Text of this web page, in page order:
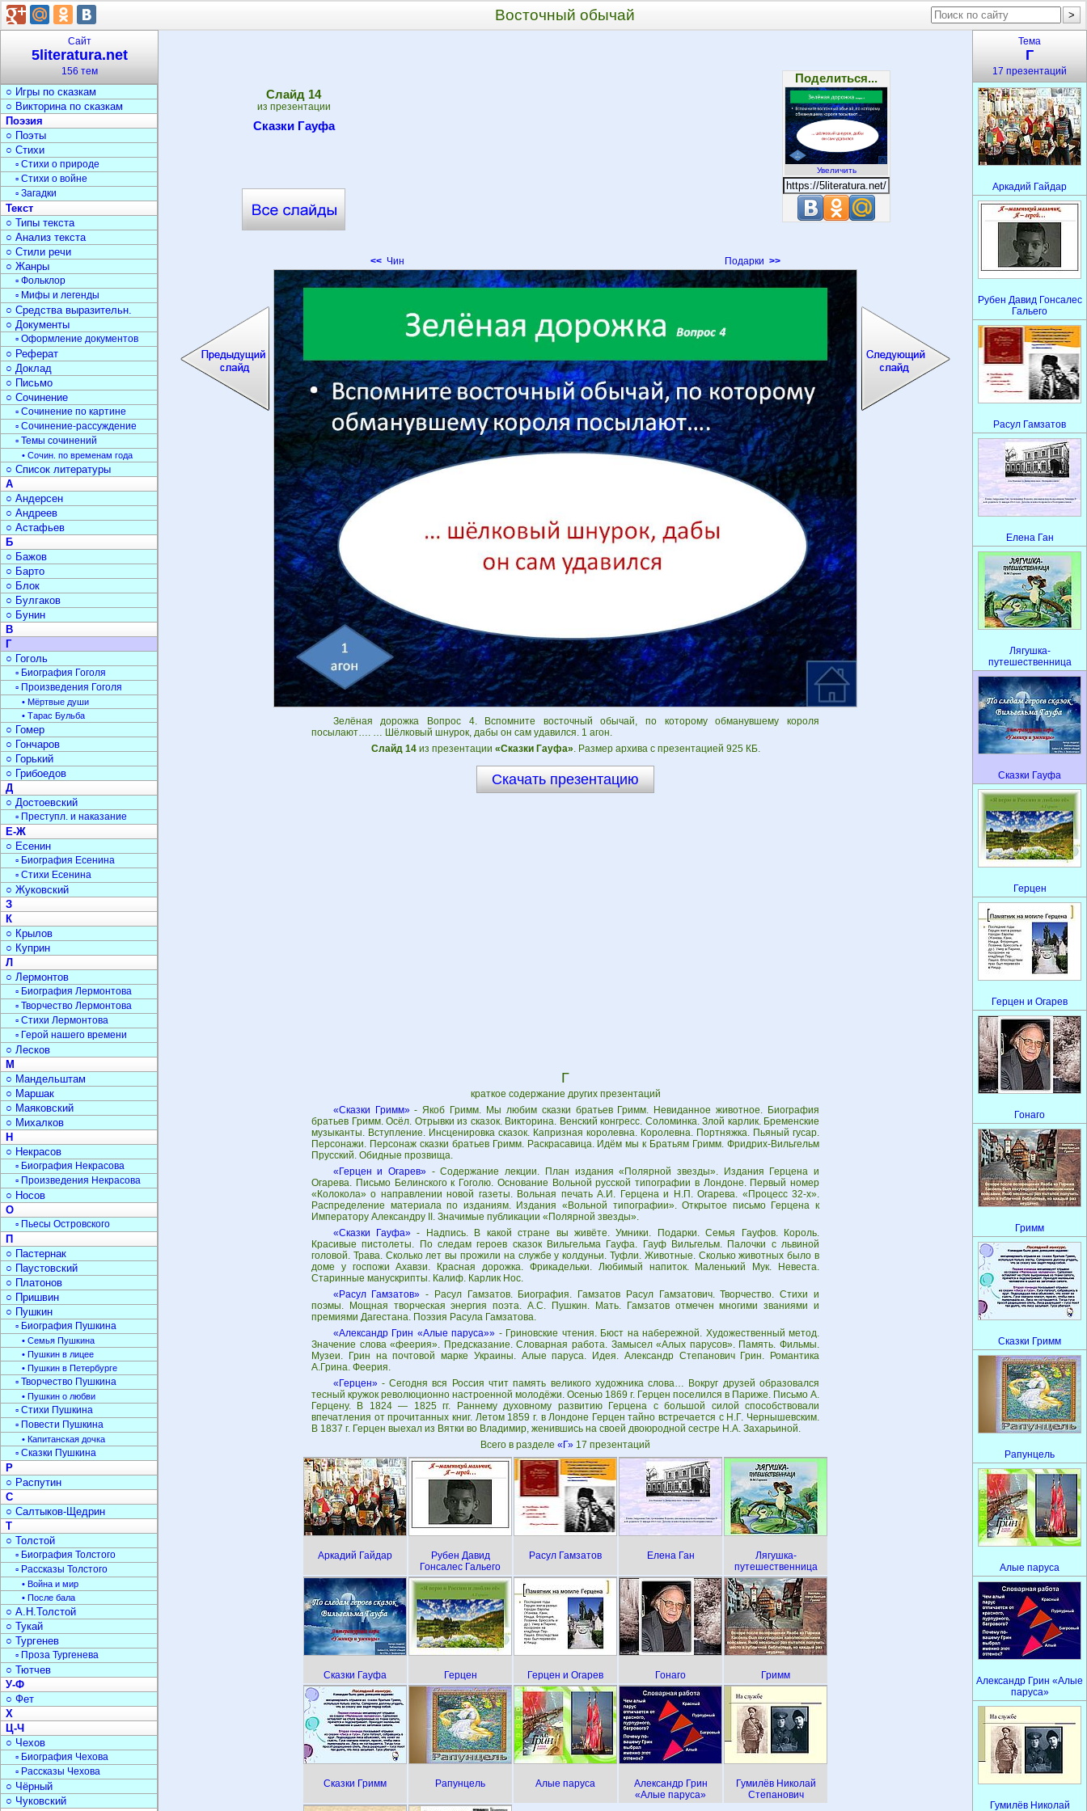
Восточный обычай
Cлайд 14
из презентации
Сказки Гауфа
Поделиться...
Увеличить
<< Чин Подарки >>
Зелёная дорожка Вопрос 4. Вспомните восточный обычай, по которому обманувшему короля
посылают…. … Шёлковый шнурок, дабы он сам удавился. 1 агон.
Слайд 14из презентации «Сказки Гауфа». Размер архива с презентацией 925 КБ.
Скачать презентацию
Г
краткое содержание других презентаций
«Сказки Гримм»- Якоб Гримм. Мы любим сказки братьев Гримм. Невиданное животное. Биография
братьев Гримм. Осёл. Отрывки из сказок. Викторина. Венский конгресс. Соломинка. Злой карлик. Бременские
музыканты. Вступление. Инсценировка сказок. Капризная королевна. Королевна. Портняжка. Пьяный гусар.
Персонажи. Персонаж сказки братьев Гримм. Раскрасавица. Идём мы к Братьям Гримм. Фридрих-Вильгельм
Прусский. Обидные прозвища.
«Герцен и Огарев» - Содержание лекции. План издания «Полярной звезды». Издания Герцена и
Огарева. Письмо Белинского к Гоголю. Основание Вольной русской типографии в Лондоне. Первый номер
«Колокола» о направлении новой газеты. Вольная печать А.И. Герцена и Н.П. Огарева. «Процесс 32-х».
Распределение материала по изданиям. Издания «Вольной типографии». Открытое письмо Герцена к
Императору Александру II. Значимые публикации «Полярной звезды».
«Сказки Гауфа» - Надпись. В какой стране вы живёте. Умники. Подарки. Семья Гауфов. Король.
Красивые пистолеты. По следам героев сказок Вильгельма Гауфа. Гауф Вильгельм. Палочки с львиной
головой. Трава. Сколько лет вы прожили на службе у колдуньи. Туфли. Животные. Сколько животных было в
доме у госпожи Ахавзи. Красная дорожка. Фрикадельки. Любимый напиток. Маленький Мук. Невеста.
Старинные манускрипты. Калиф. Карлик Нос.
«Расул Гамзатов» - Расул Гамзатов. Биография. Гамзатов Расул Гамзатович. Творчество. Стихи и
поэмы. Мощная творческая энергия поэта. А.С. Пушкин. Мать. Гамзатов отмечен многими званиями и
премиями Дагестана. Поэзия Расула Гамзатова.
«Александр Грин «Алые паруса»» - Гриновские чтения. Бюст на набережной. Художественный метод.
Значение слова «феерия». Предсказание. Словарная работа. Замысел «Алых парусов». Память. Фильмы.
Музеи. Грин на почтовой марке Украины. Алые паруса. Идея. Александр Степанович Грин. Романтика
А.Грина. Феерия.
«Герцен»- Сегодня вся Россия чтит память великого художника слова… Вокруг друзей образовался
тесный кружок революционно настроенной молодёжи. Осенью 1869 г. Герцен поселился в Париже. Письмо А.
Герцену. В 1824 — 1825 гг. Раннему духовному развитию Герцена с большой силой способствовали
впечатления от прочитанных книг. Летом 1859 г. в Лондоне Герцен тайно встречается с Н.Г. Чернышевским.
В 1837 г. Герцен выехал из Вятки во Владимир, женившись на своей двоюродной сестре Н.А. Захарьиной.
Всего в разделе «Г» 17 презентаций
Аркадий Гайдар
Рубен Давид
Гонсалес Гальего
Расул Гамзатов Елена Ган
Лягушка-
путешественница
Сказки Гауфа Герцен Герцен и Огарев Гонаго Гримм
Сказки Гримм Рапунцель Алые паруса
Александр Грин
«Алые паруса»
Гумилёв Николай
Степанович
Сайт
5literatura.net
156 тем
○ Библиотеки
○ Журналистика
Сказки
○ Герои сказок
○ Сказки народов
▫ Русские народн.сказки
○ Игры по сказкам
○ Викторина по сказкам
Поэзия
○ Поэты
○ Стихи
▫ Стихи о природе
▫ Стихи о войне
▫ Загадки
Текст
○ Типы текста
○ Анализ текста
○ Стили речи
○ Жанры
▫ Фольклор
▫ Мифы и легенды
○ Средства выразительн.
○ Документы
▫ Оформление документов
○ Реферат
○ Доклад
○ Письмо
○ Сочинение
▫ Сочинение по картине
▫ Сочинение-рассуждение
▫ Темы сочинений
• Сочин. по временам года
○ Список литературы
А
○ Андерсен
○ Андреев
○ Астафьев
Б
○ Бажов
○ Барто
○ Блок
○ Булгаков
○ Бунин
В
Г
○ Гоголь
▫ Биография Гоголя
▫ Произведения Гоголя
• Мёртвые души
• Тарас Бульба
○ Гомер
○ Гончаров
○ Горький
○ Грибоедов
Д
○ Достоевский
▫ Преступл. и наказание
Е-Ж
○ Есенин
▫ Биография Есенина
▫ Стихи Есенина
○ Жуковский
З
К
○ Крылов
○ Куприн
Л
○ Лермонтов
▫ Биография Лермонтова
▫ Творчество Лермонтова
▫ Стихи Лермонтова
▫ Герой нашего времени
○ Лесков
М
○ Мандельштам
○ Маршак
○ Маяковский
○ Михалков
Н
○ Некрасов
▫ Биография Некрасова
▫ Произведения Некрасова
○ Носов
О
▫ Пьесы Островского
П
○ Пастернак
○ Паустовский
○ Платонов
○ Пришвин
○ Пушкин
▫ Биография Пушкина
• Семья Пушкина
• Пушкин в лицее
• Пушкин в Петербурге
▫ Творчество Пушкина
• Пушкин о любви
▫ Стихи Пушкина
▫ Повести Пушкина
• Капитанская дочка
▫ Сказки Пушкина
Р
○ Распутин
С
○ Салтыков-Щедрин
Т
○ Толстой
▫ Биография Толстого
▫ Рассказы Толстого
• Война и мир
• После бала
○ А.Н.Толстой
○ Тукай
○ Тургенев
▫ Проза Тургенева
○ Тютчев
У-Ф
○ Фет
Х
Ц-Ч
○ Чехов
▫ Биография Чехова
▫ Рассказы Чехова
○ Чёрный
○ Чуковский
Тема
Г
17 презентаций
Аркадий Гайдар
Рубен Давид Гонсалес
Гальего
Расул Гамзатов
Елена Ган
Лягушка-
путешественница
Сказки Гауфа
Герцен
Герцен и Огарев
Гонаго
Гримм
Сказки Гримм
Рапунцель
Алые паруса
Александр Грин «Алые
паруса»
Гумилёв Николай